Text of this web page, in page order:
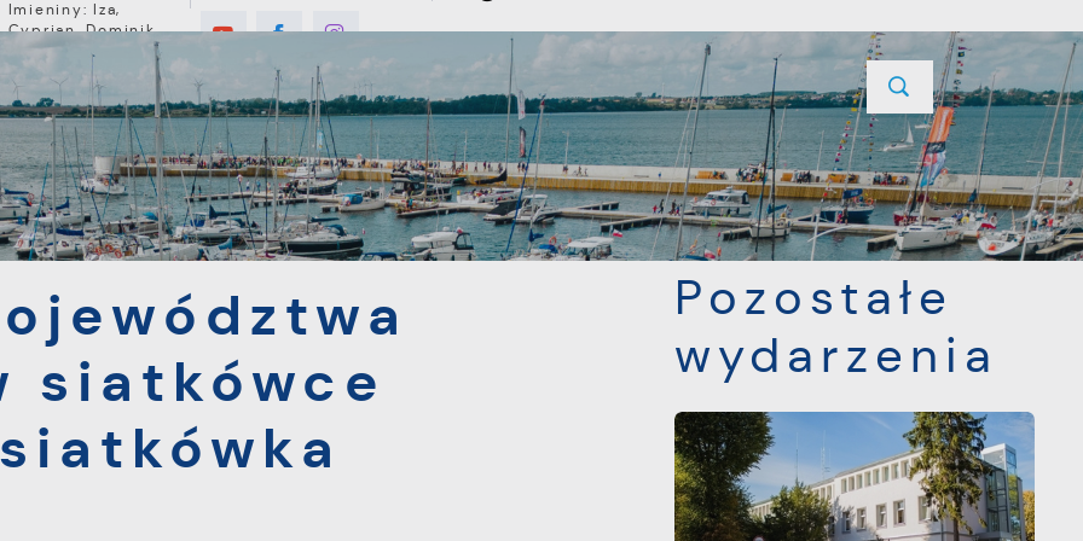
Imieniny: Iza,
Cyprian, Dominik
MIESZKANIEC TURYSTYKA INWESTYCJE PROJEKTY UNIJNE KONTAKT
Pomorskiego w siatkówce plażowej: minisiatkówka dziewcząt POPRZEDNI NASTĘPNY
siatkówce
Pozostałe
wydarzenia